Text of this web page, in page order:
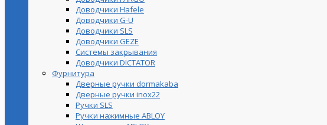
Доводчики Hafele
Доводчики G-U
Доводчики SLS
Доводчики GEZE
Cистемы закрывания
Доводчики DICTATOR
Фурнитура
Дверные ручки dormakaba
Дверные ручки inox22
Ручки SLS
Ручки нажимные ABLOY